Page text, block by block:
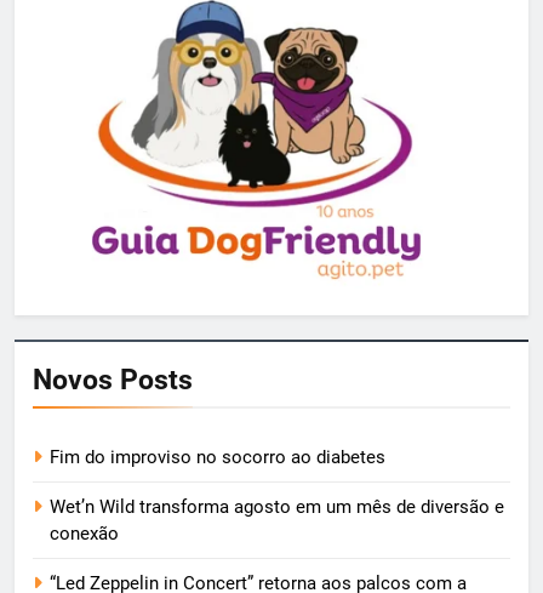
Novos Posts
Fim do improviso no socorro ao diabetes
Wet’n Wild transforma agosto em um mês de diversão e
conexão
“Led Zeppelin in Concert” retorna aos palcos com a